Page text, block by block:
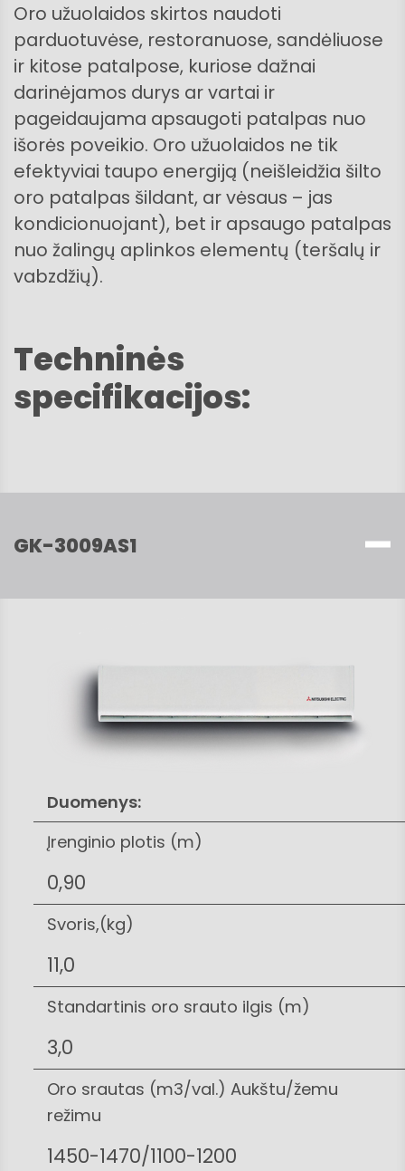
Oro užuolaidos skirtos naudoti
parduotuvėse, restoranuose, sandėliuose
ir kitose patalpose, kuriose dažnai
darinėjamos durys ar vartai ir
pageidaujama apsaugoti patalpas nuo
išorės poveikio. Oro užuolaidos ne tik
efektyviai taupo energiją (neišleidžia šilto
oro patalpas šildant, ar vėsaus – jas
kondicionuojant), bet ir apsaugo patalpas
nuo žalingų aplinkos elementų (teršalų ir
vabzdžių).
Techninės
specifikacijos:
GK-3009AS1
Duomenys:
Įrenginio plotis (m)
0,90
Svoris,(kg)
11,0
Standartinis oro srauto ilgis (m)
3,0
Oro srautas (m3/val.) Aukštu/žemu
režimu
1450-1470/1100-1200